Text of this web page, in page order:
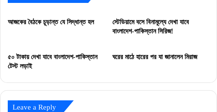
আজকের বৈঠকে চূড়ান্ত যে সিদ্ধান্ত হল
স্টেডিয়ামে বসে বিনামূল্যে দেখা যাবে
বাংলাদেশ-পাকিস্তান সিরিজ!
৫০ টাকায় দেখা যাবে বাংলাদেশ-পাকিস্তান
টেস্ট লড়াই
ঘরের মাঠে হারের পর যা জানালেন মিরাজ
Leave a Reply